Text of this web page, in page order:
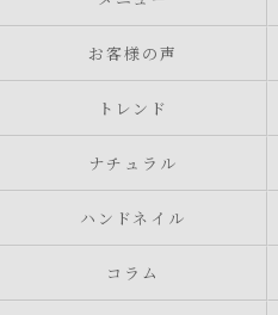
お客様の声
トレンド
ナチュラル
ハンドネイル
コラム